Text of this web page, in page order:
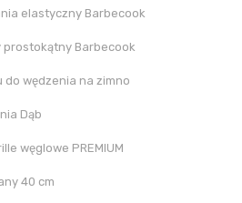
elastyczny Barbecook
prostokątny Barbecook
do wędzenia na zimno
Dąb
węglowe PREMIUM
40 cm